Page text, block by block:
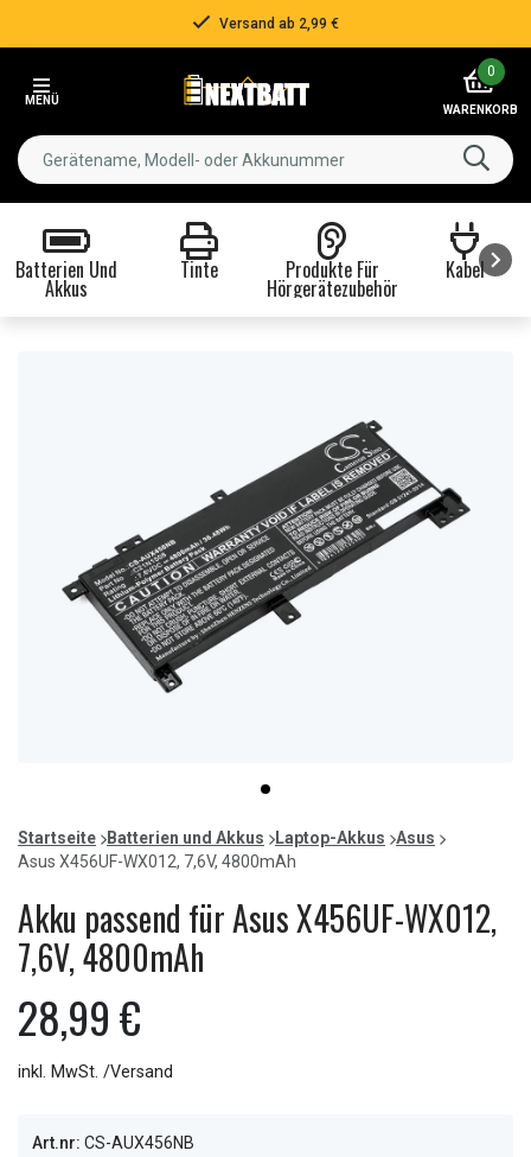
Versand ab 2,99 €
MENÜ
0
WARENKORB
Batterien Und
Akkus
Tinte Produkte Für
Hörgerätezubehör
Kabel
item
0
of
1
Startseite Batterien und Akkus Laptop-Akkus
Asus
Asus X456UF-WX012, 7,6V, 4800mAh
Akku passend für Asus X456UF-WX012,
7,6V, 4800mAh
28,99 €
inkl. MwSt. /Versand
Art.nr: CS-AUX456NB